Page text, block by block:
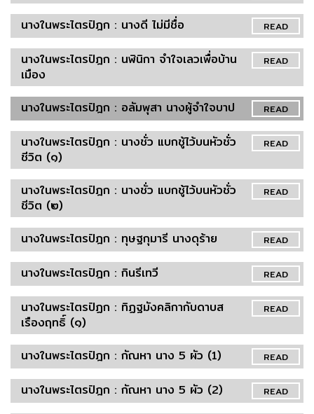
READ
นางในพระไตรปิฎก : นางดี ไม่มีชื่อ
READ
นางในพระไตรปิฎก : นฬินิกา จำใจเลวเพื่อบ้าน
เมือง
READ
นางในพระไตรปิฎก : อลัมพุสา นางผู้จำใจบาป
READ
นางในพระไตรปิฎก : นางชั่ว แบกชู้ไว้บนหัวชั่ว
ชีวิต (๑)
READ
นางในพระไตรปิฎก : นางชั่ว แบกชู้ไว้บนหัวชั่ว
ชีวิต (๒)
READ
นางในพระไตรปิฎก : ทุษฐกุมารี นางดุร้าย
READ
นางในพระไตรปิฎก : กินรีเทวี
READ
นางในพระไตรปิฏก : ทิฏฐมังคลิกากับดาบส
เรืองฤทธิ์ (๑)
READ
นางในพระไตรปิฎก : กัณหา นาง 5 ผัว (1)
READ
นางในพระไตรปิฎก : กัณหา นาง 5 ผัว (2)